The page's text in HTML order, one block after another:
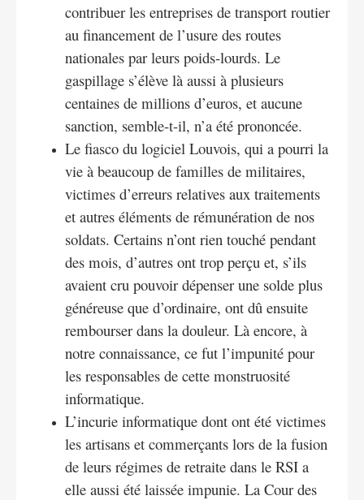
contribuer les entreprises de transport routier
au financement de l’usure des routes
nationales par leurs poids-lourds. Le
gaspillage s’élève là aussi à plusieurs
centaines de millions d’euros, et aucune
sanction, semble-t-il, n’a été prononcée.
Le fiasco du logiciel Louvois, qui a pourri la
vie à beaucoup de familles de militaires,
victimes d’erreurs relatives aux traitements
et autres éléments de rémunération de nos
soldats. Certains n’ont rien touché pendant
des mois, d’autres ont trop perçu et, s’ils
avaient cru pouvoir dépenser une solde plus
généreuse que d’ordinaire, ont dû ensuite
rembourser dans la douleur. Là encore, à
notre connaissance, ce fut l’impunité pour
les responsables de cette monstruosité
informatique.
L’incurie informatique dont ont été victimes
les artisans et commerçants lors de la fusion
de leurs régimes de retraite dans le RSI a
elle aussi été laissée impunie. La Cour des